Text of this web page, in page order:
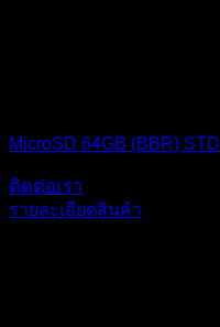
MicroSD 64GB (BBR) STD
ติดต่อเรา
รายละเอียดสินค้า